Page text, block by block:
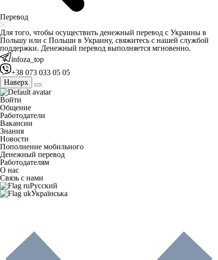
Перевод
Для того, чтобы осуществить денежный перевод с Украины в
Польшу или с Польши в Украину, свяжитесь с нашей службой
поддержки. Денежный перевод выполняется мгновенно.
infoza_top
+38 073 033 05 05
Наверх
Войти
Общение
Работодатели
Вакансии
Знания
Новости
Пополнение мобильного
Денежный перевод
Работодателям
О нас
Связь с нами
Русский
Українська